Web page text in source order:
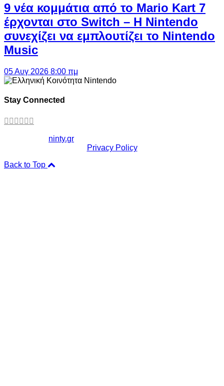
9 νέα κομμάτια από το Mario Kart 7
έρχονται στο Switch – Η Nintendo
συνεχίζει να εμπλουτίζει το Nintendo
Music
05 Αυγ 2026 8:00 πμ
Stay Connected
ninty.gr
Privacy Policy
Back to Top